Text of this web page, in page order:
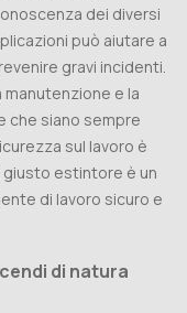
dei diversi
può aiutare a
gravi incidenti.
e la
che siano sempre
sul lavoro è
estintore è un
di lavoro sicuro e
di natura